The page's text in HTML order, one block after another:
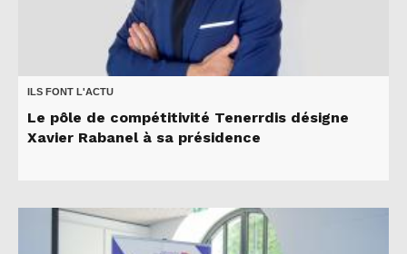
ILS FONT L'ACTU
Le pôle de compétitivité Tenerrdis désigne
Xavier Rabanel à sa présidence